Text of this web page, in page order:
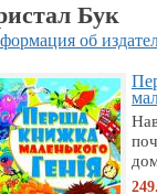
Бук
об